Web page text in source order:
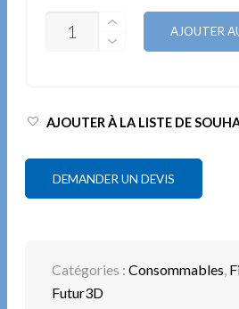
QUANTITÉ
AJOUTER
AJOUTER À LA LISTE DE
DEMANDER UN DEVIS
Catégories :Consommables
Futur3D